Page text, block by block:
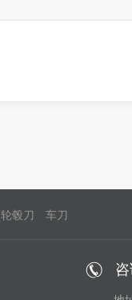
轮毂刀 车刀